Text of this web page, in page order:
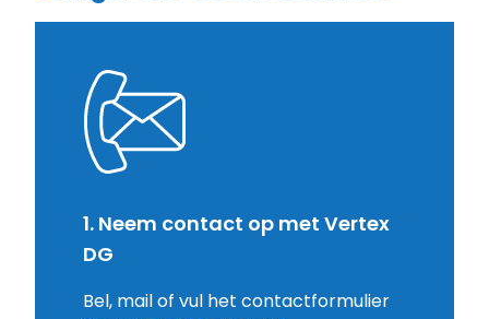
1. Neem contact op met Vertex
DG
Bel, mail of vul het contactformulier